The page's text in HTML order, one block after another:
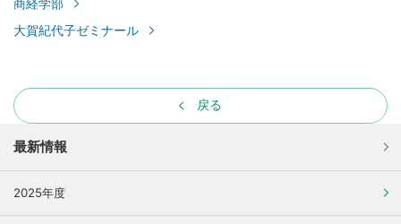
大賀紀代子ゼミナール
戻る
最新情報
2025年度